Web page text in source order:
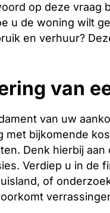
op deze vraag
u de woning wilt
en verhuur?
van
van uw
met bijkomende
Denk hierbij
Verdiep u in de
of